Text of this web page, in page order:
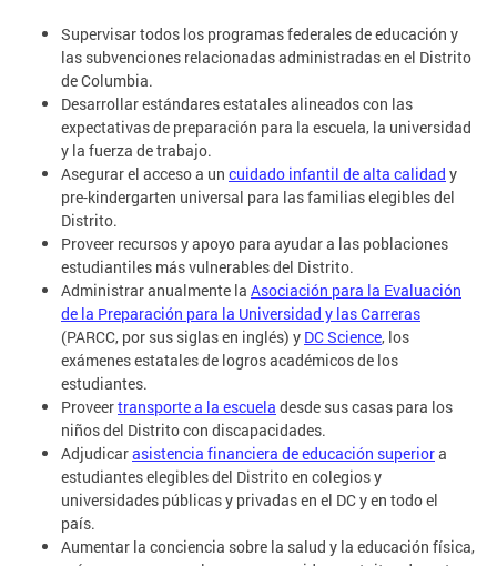
Supervisar todos los programas federales de educación y
las subvenciones relacionadas administradas en el Distrito
de Columbia.
Desarrollar estándares estatales alineados con las
expectativas de preparación para la escuela, la universidad
y la fuerza de trabajo.
Asegurar el acceso a un cuidado infantil de alta calidad y
pre-kindergarten universal para las familias elegibles del
Distrito.
Proveer recursos y apoyo para ayudar a las poblaciones
estudiantiles más vulnerables del Distrito.
Administrar anualmente la Asociación para la Evaluación
de la Preparación para la Universidad y las Carreras
(PARCC, por sus siglas en inglés) y DC Science, los
exámenes estatales de logros académicos de los
estudiantes.
Proveertransporte a la escuela desde sus casas para los
niños del Distrito con discapacidades.
Adjudicarasistencia financiera de educación superiora
estudiantes elegibles del Distrito en colegios y
universidades públicas y privadas en el DC y en todo el
país.
Aumentar la conciencia sobre la salud y la educación física,